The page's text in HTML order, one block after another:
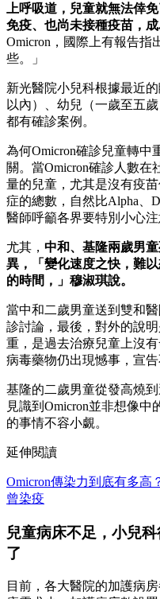
上呼吸道，兒童就無法倖
免疫、也尚未接種疫苗，成
Omicron，國際上有報告指
些。」
新光醫院小兒科根據最近
以內）、幼兒（一歲至五
都有確診案例。
為何Omicron確診兒童轉中
關。當Omicron確診人數在
量的兒童，尤其是沒有疫
症的總數，自然比Alpha、
醫師呼籲各界要特別小心注
尤其， 中和、基隆兩歲男
異，「變化速度之快，難
的時間，」穆淑琪說。
當中和二歲男童送到雙和
診討論，最後，對外的說
重，是過去治療兒童上沒
病毒藥物仍出現憾事，宣告
基隆的二歲男童從發高燒
見識到Omicron並非想像
的事情不容小覷。
延伸閱讀
Omicron傳染力到底有多高
曾染疫
兒童病床不足，小兒
了
目前，各大醫院的加護病